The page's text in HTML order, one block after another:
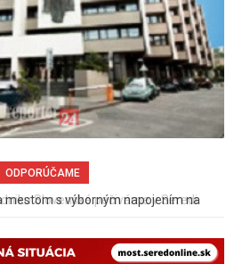
ODPORÚČAME
s výborným napojením na